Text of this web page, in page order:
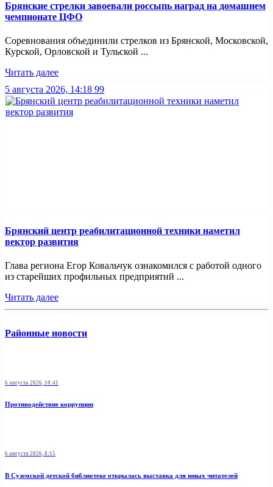
Брянские стрелки завоевали россыпь наград на домашнем
чемпионате ЦФО
Соревнования объединили стрелков из Брянской, Московской,
Курской, Орловской и Тульской ...
Читать далее
5 августа 2026, 14:18 99
Брянский центр реабилитационной техники наметил
вектор развития
Глава региона Егор Ковальчук ознакомился с работой одного
из старейших профильных предприятий ...
Читать далее
Районные новости
6 августа 2026, 10:41
Противодействие коррупции
6 августа 2026, 8:15
В Суземской детской библиотеке открылась выставка для юных читателей